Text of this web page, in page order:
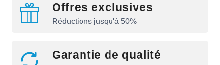
Offres exclusives
Réductions jusqu'à 50%
Garantie de qualité